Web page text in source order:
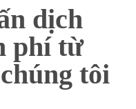
dịch
phí từ
tôi